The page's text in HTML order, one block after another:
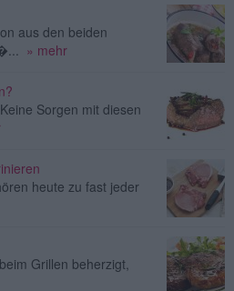
aus den beiden
» mehr
Sorgen mit diesen
heute zu fast jeder
Grillen beherzigt,